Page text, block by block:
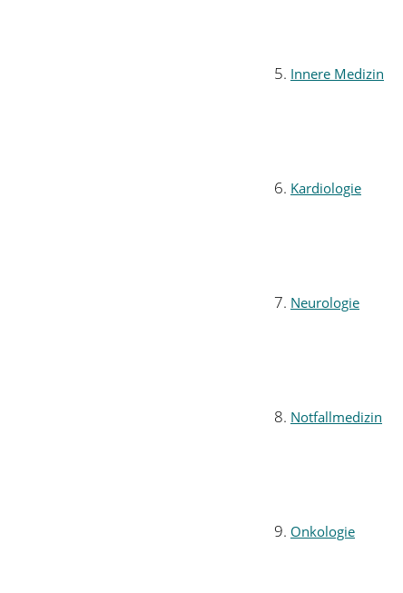
Innere Medizin
Kardiologie
Neurologie
Notfallmedizin
Onkologie